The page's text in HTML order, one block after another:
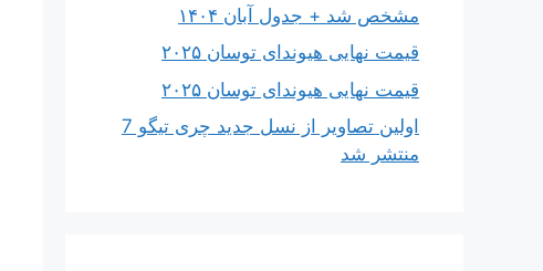
مشخص شد + جدول آبان ۱۴۰۴
قیمت نهایی هیوندای توسان ۲۰۲۵
قیمت نهایی هیوندای توسان ۲۰۲۵
اولین تصاویر از نسل جدید چری تیگو 7
منتشر شد